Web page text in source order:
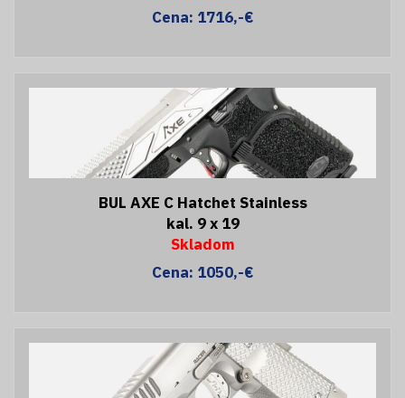
Cena: 1716,-€
BUL AXE C Hatchet Stainless
kal. 9 x 19
Skladom
Cena: 1050,-€